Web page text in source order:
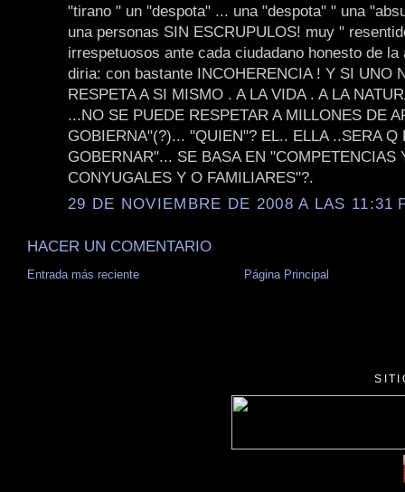
"tirano " un "despota" ... una "despota" " una
una personas SIN ESCRUPULOS! muy "
irrespetuosos ante cada ciudadano honesto de
diria: con bastante INCOHERENCIA ! Y SI UNO
RESPETA A SI MISMO . A LA VIDA . A LA
...NO SE PUEDE RESPETAR A MILLONES DE
GOBIERNA"(?)... "QUIEN"? EL.. ELLA ..SERA Q
GOBERNAR"... SE BASA EN "COMPETENCIAS
CONYUGALES Y O FAMILIARES"?.
29 DE NOVIEMBRE DE 2008 A LAS 11:31
HACER UN COMENTARIO
Entrada más reciente Página Principal